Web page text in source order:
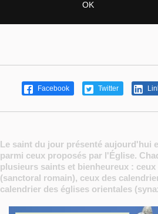
Facebook Twitter
Le saint du jour présenté aujourd'hui
parmi ceux proposés par l'Église.
plusieurs saints et bienheureux :
(sanctoral romain), ceux des
calendrier des églises orientales